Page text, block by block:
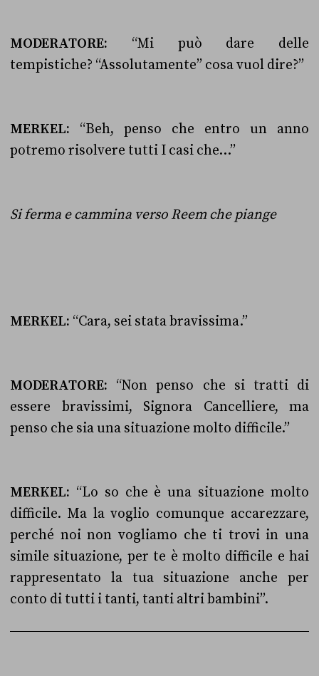
MODERATORE: “Mi può dare delle
tempistiche? “Assolutamente” cosa vuol dire?”
MERKEL: “Beh, penso che entro un anno
potremo risolvere tutti I casi che…”
Si ferma e cammina verso Reem che piange
MERKEL: “Cara, sei stata bravissima.”
MODERATORE: “Non penso che si tratti di
essere bravissimi, Signora Cancelliere, ma
penso che sia una situazione molto difficile.”
MERKEL: “Lo so che è una situazione molto
difficile. Ma la voglio comunque accarezzare,
perché noi non vogliamo che ti trovi in una
simile situazione, per te è molto difficile e hai
rappresentato la tua situazione anche per
conto di tutti i tanti, tanti altri bambini”.